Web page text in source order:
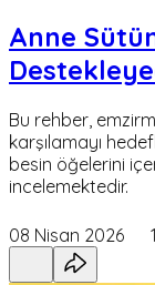
Anne
Bu rehber,
karşılamayı
besin öğelerini
incelemektedir.
08 Nisan 2026 1